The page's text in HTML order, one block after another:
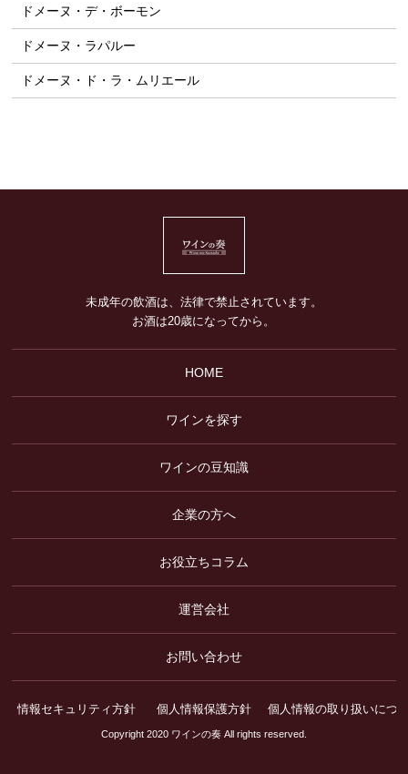
ドメーヌ・デ・ボーモン
ドメーヌ・ラパルー
ドメーヌ・ド・ラ・ムリエール
未成年の飲酒は、法律で禁止されています。
お酒は20歳になってから。
HOME
ワインを探す
ワインの豆知識
企業の方へ
お役立ちコラム
運営会社
お問い合わせ
情報セキュリティ方針 個人情報保護方針 個人情報の取り扱いにつ
Copyright 2020 ワインの奏 All rights reserved.